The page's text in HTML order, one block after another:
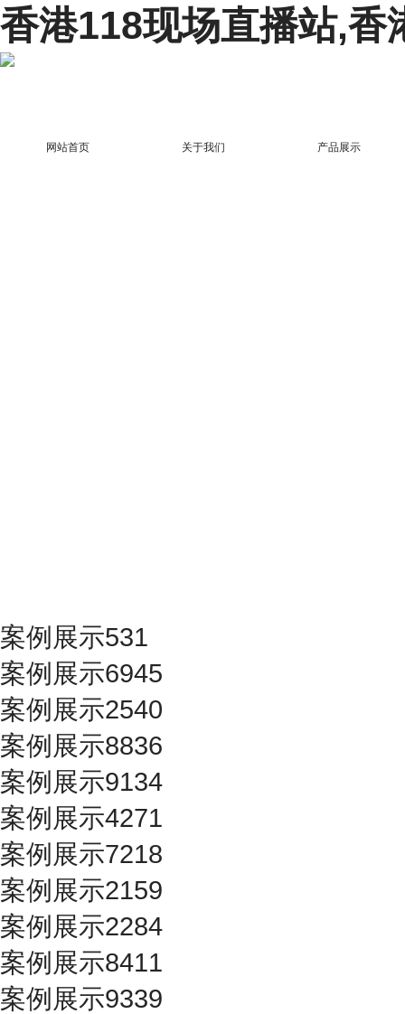
香港118现场直播站,香
网站首页 关于我们 产品展示
案例展示531
案例展示6945
案例展示2540
案例展示8836
案例展示9134
案例展示4271
案例展示7218
案例展示2159
案例展示2284
案例展示8411
案例展示9339